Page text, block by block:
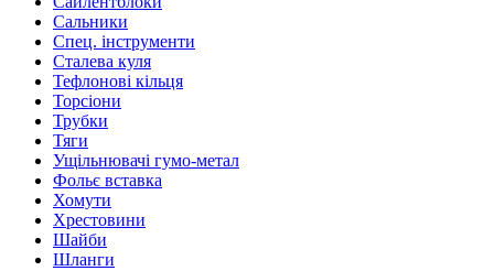
Сальники
Спец. інструменти
Сталева куля
Тефлонові кільця
Торсіони
Трубки
Тяги
Ущільнювачі гумо-метал
Фольє вставка
Хомути
Хрестовини
Шайби
Шланги